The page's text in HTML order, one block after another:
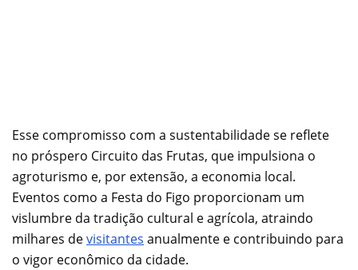
Esse compromisso com a sustentabilidade se reflete
no próspero Circuito das Frutas, que impulsiona o
agroturismo e, por extensão, a economia local.
Eventos como a Festa do Figo proporcionam um
vislumbre da tradição cultural e agrícola, atraindo
milhares devisitantes anualmente e contribuindo para
o vigor econômico da cidade.